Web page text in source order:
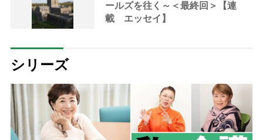
ールズを往く～＜最終回＞【連
載 エッセイ】
シリーズ